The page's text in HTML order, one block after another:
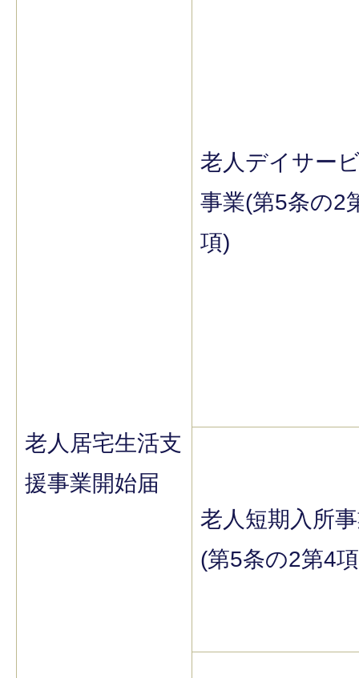
老人居宅生活支
援事業開始届
老人デイサー
事業(第5条の2
項)
老人短期入所
(第5条の2第4